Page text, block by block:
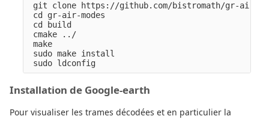
git clone https://github.com/bistromath/gr-air-
cd gr-air-modes
cd build
cmake ../
make
sudo make install
Installation de Google-earth
Pour visualiser les trames décodées et en particulier la